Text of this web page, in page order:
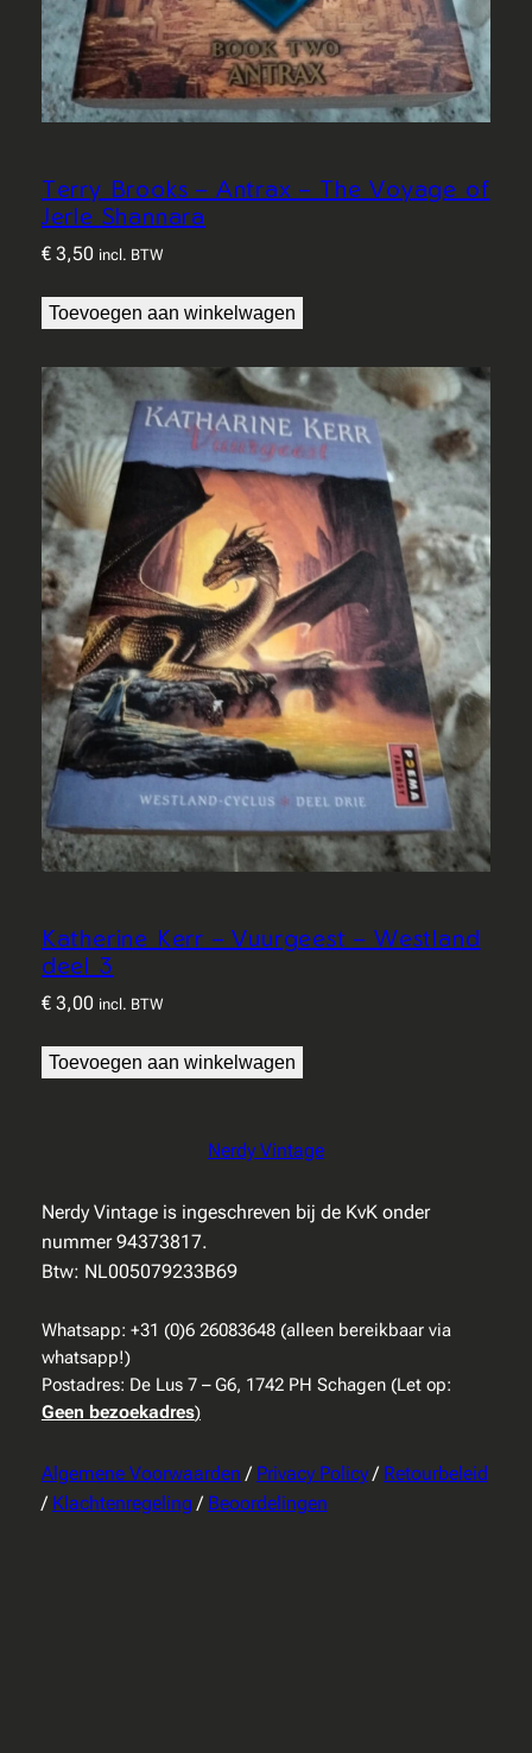
Terry Brooks – Antrax – The Voyage of
Jerle Shannara
€3,50 incl. BTW
Toevoegen aan winkelwagen
Katherine Kerr – Vuurgeest – Westland
deel 3
€3,00 incl. BTW
Toevoegen aan winkelwagen
Nerdy Vintage
Nerdy Vintage is ingeschreven bij de KvK onder
nummer 94373817.
Btw: NL005079233B69
Whatsapp: +31 (0)6 26083648 (alleen bereikbaar via
whatsapp!)
Postadres: De Lus 7 – G6, 1742 PH Schagen (Let op:
Geen bezoekadres)
Algemene Voorwaarden / Privacy Policy/ Retourbeleid
/ Klachtenregeling / Beoordelingen